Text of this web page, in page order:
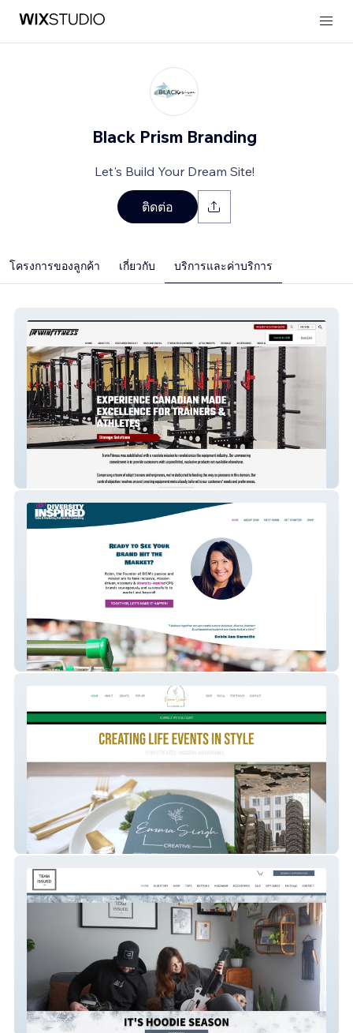
Black Prism Branding
Let's Build Your Dream Site!
ติดต่อ
โครงการของลูกค้า เกี่ยวกับ บริการและค่าบริการ
DISM, LLC
Emma Singh Creative
Team Issued